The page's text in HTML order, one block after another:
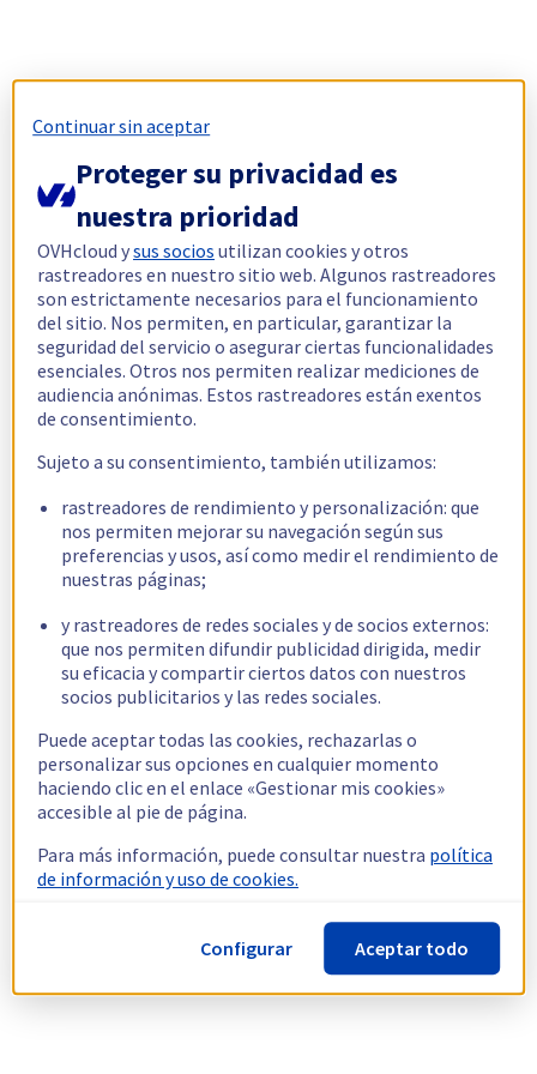
Continuar sin aceptar
Proteger su privacidad es
nuestra prioridad
OVHcloud ysus socios utilizan cookies y otros
rastreadores en nuestro sitio web. Algunos rastreadores
son estrictamente necesarios para el funcionamiento
del sitio. Nos permiten, en particular, garantizar la
seguridad del servicio o asegurar ciertas funcionalidades
esenciales. Otros nos permiten realizar mediciones de
audiencia anónimas. Estos rastreadores están exentos
de consentimiento.
Sujeto a su consentimiento, también utilizamos:
rastreadores de rendimiento y personalización: que
nos permiten mejorar su navegación según sus
preferencias y usos, así como medir el rendimiento de
nuestras páginas;
y rastreadores de redes sociales y de socios externos:
que nos permiten difundir publicidad dirigida, medir
su eficacia y compartir ciertos datos con nuestros
socios publicitarios y las redes sociales.
Puede aceptar todas las cookies, rechazarlas o
personalizar sus opciones en cualquier momento
haciendo clic en el enlace «Gestionar mis cookies»
accesible al pie de página.
Para más información, puede consultar nuestra política
de información y uso de cookies.
Configurar Aceptar todo